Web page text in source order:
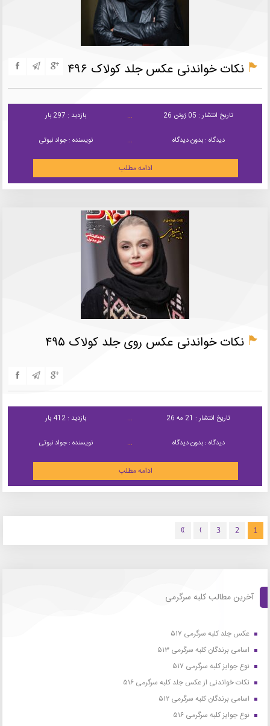
نکات خواندنی عکس جلد کولاک ۴۹۶
تاریخ انتشار : 05 ژوئن 26 بازدید : 297 بار
دیدگاه : بدون دیدگاه نویسنده : جواد نبوتی
ادامه مطلب
نکات خواندنی عکس روی جلد کولاک ۴۹۵
تاریخ انتشار : 21 مه 26 بازدید : 412 بار
دیدگاه : بدون دیدگاه نویسنده : جواد نبوتی
ادامه مطلب
1
2
3
›
»
آخرین مطالب کلبه سرگرمی
عکس جلد کلبه سرگرمی ۵۱۷
اسامی برندگان کلبه سرگرمی ۵۱۳
نوع جوایز کلبه سرگرمی ۵۱۷
نکات خواندنی از عکس جلد کلبه سرگرمی ۵۱۶
اسامی برندگان کلبه سرگرمی ۵۱۲
نوع جوایز کلبه سرگرمی ۵۱۶